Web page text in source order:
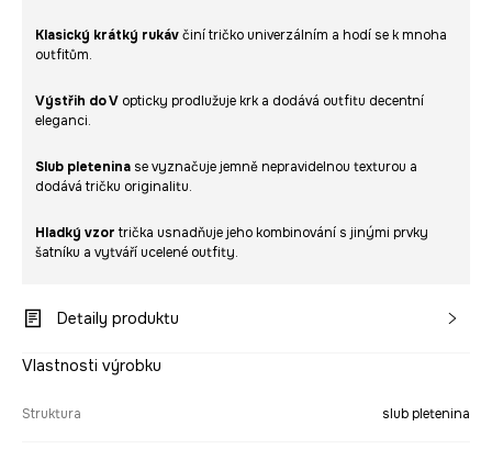
Klasický krátký rukávčiní tričko univerzálním a hodí se k mnoha
outfitům.
Výstřih do V opticky prodlužuje krk a dodává outfitu decentní
eleganci.
Slub pletenina se vyznačuje jemně nepravidelnou texturou a
dodává tričku originalitu.
Hladký vzortrička usnadňuje jeho kombinování s jinými prvky
šatníku a vytváří ucelené outfity.
Detaily produktu
Vlastnosti výrobku
Struktura slub pletenina